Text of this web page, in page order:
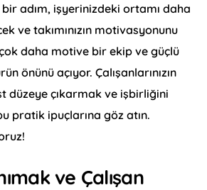
adım, işyerinizdeki ortamı daha
ve takımınızın motivasyonunu
daha motive bir ekip ve güçlü
önünü açıyor. Çalışanlarınızın
düzeye çıkarmak ve işbirliğini
pratik ipuçlarına göz atın.
ve Çalışan